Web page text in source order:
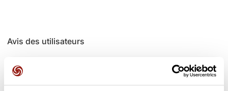
Avis des utilisateurs
Soyez le premier à ajouter un avis !